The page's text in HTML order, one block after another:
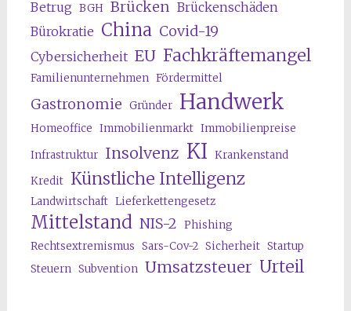
Betrug BGH Brücken Brückenschäden
Bürokratie China Covid-19
Cybersicherheit EU Fachkräftemangel
Familienunternehmen Fördermittel
Gastronomie Gründer Handwerk
Homeoffice Immobilienmarkt Immobilienpreise
Infrastruktur Insolvenz KI Krankenstand
Kredit Künstliche Intelligenz
Landwirtschaft Lieferkettengesetz
Mittelstand NIS-2 Phishing
Rechtsextremismus Sars-Cov-2 Sicherheit Startup
Steuern Subvention Umsatzsteuer Urteil